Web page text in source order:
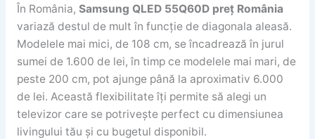
În România, Samsung QLED 55Q60D preț România
variază destul de mult în funcție de diagonala aleasă.
Modelele mai mici, de 108 cm, se încadrează în jurul
sumei de 1.600 de lei, în timp ce modelele mai mari, de
peste 200 cm, pot ajunge până la aproximativ 6.000
de lei. Această flexibilitate îți permite să alegi un
televizor care se potrivește perfect cu dimensiunea
livingului tău și cu bugetul disponibil.